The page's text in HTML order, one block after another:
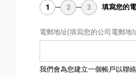
1 2 3 填寫您的
電郵地址(填寫您的公司電郵地
我們會為您建立一個帳戶以聯